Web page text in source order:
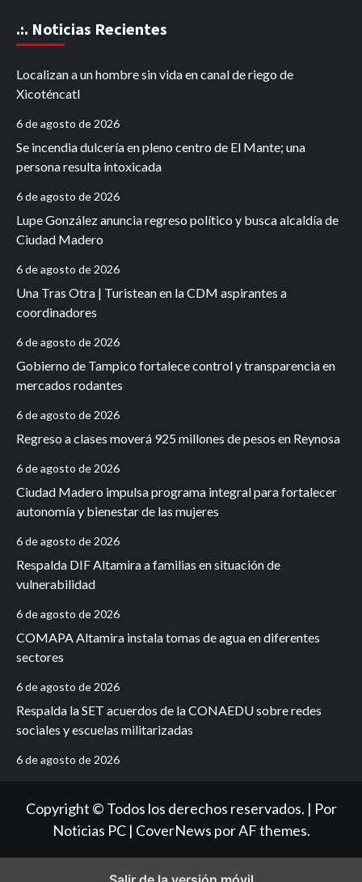
.:. Noticias Recientes
Localizan a un hombre sin vida en canal de riego de
Xicoténcatl
6 de agosto de 2026
Se incendia dulcería en pleno centro de El Mante; una
persona resulta intoxicada
6 de agosto de 2026
Lupe González anuncia regreso político y busca alcaldía de
Ciudad Madero
6 de agosto de 2026
Una Tras Otra | Turistean en la CDM aspirantes a
coordinadores
6 de agosto de 2026
Gobierno de Tampico fortalece control y transparencia en
mercados rodantes
6 de agosto de 2026
Regreso a clases moverá 925 millones de pesos en Reynosa
6 de agosto de 2026
Ciudad Madero impulsa programa integral para fortalecer
autonomía y bienestar de las mujeres
6 de agosto de 2026
Respalda DIF Altamira a familias en situación de
vulnerabilidad
6 de agosto de 2026
COMAPA Altamira instala tomas de agua en diferentes
sectores
6 de agosto de 2026
Respalda la SET acuerdos de la CONAEDU sobre redes
sociales y escuelas militarizadas
6 de agosto de 2026
Copyright © Todos los derechos reservados. | Por
Noticias PC | CoverNews por AF themes.